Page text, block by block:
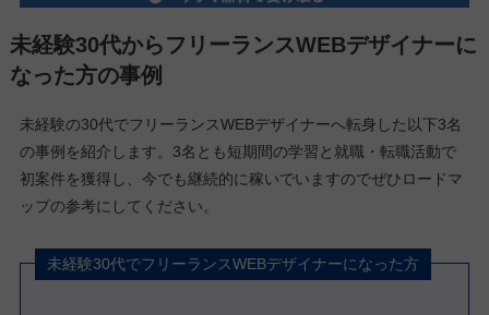
未経験30代からフリーランスWEBデザイナーに
なった方の事例
未経験の30代でフリーランスWEBデザイナーへ転身した以下3名
の事例を紹介します。3名とも短期間の学習と就職・転職活動で
初案件を獲得し、今でも継続的に稼いでいますのでぜひロードマ
ップの参考にしてください。
未経験30代でフリーランスWEBデザイナーになった方